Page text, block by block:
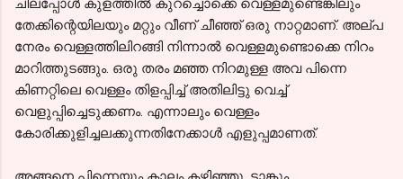
തേക്കിന്റെയിലയും മറ്റും വീണ് ചീഞ്ഞ് ഒരു നാറ്റമാണ്. അല്പ
നേരം വെള്ളത്തിലിറങ്ങി നിന്നാൽ വെള്ളമുണ്ടൊക്കെ നിറം
മാറിത്തുടങ്ങും. ഒരു തരം മഞ്ഞ നിറമുള്ള അവ പിന്നെ
കിണറ്റിലെ വെള്ളം തിളപ്പിച്ച് അതിലിട്ടു വെച്ച്
വെളുപ്പിച്ചെടുക്കണം. എന്നാലും വെള്ളം
കോരിക്കുളിച്ചലക്കുന്നതിനേക്കാൾ എളുപ്പമാണത്.